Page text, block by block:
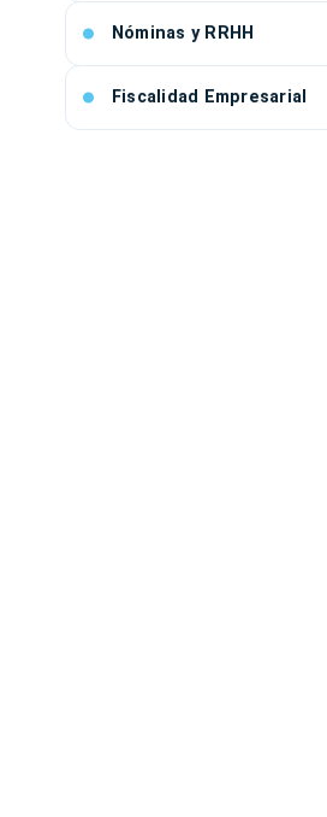
Nóminas y RRHH
Fiscalidad Empresarial